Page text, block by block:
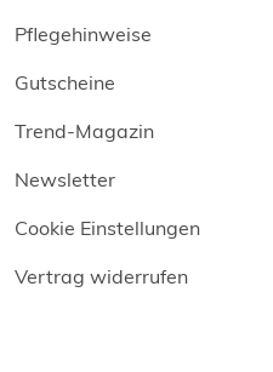
Pflegehinweise
Gutscheine
Trend-Magazin
Newsletter
Cookie Einstellungen
Vertrag widerrufen